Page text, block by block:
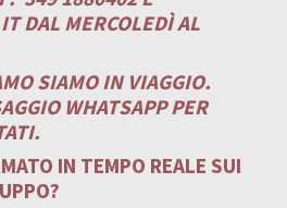
DAL MERCOLEDÌ AL
SIAMO IN VIAGGIO.
WHATSAPP PER
IN TEMPO REALE SUI